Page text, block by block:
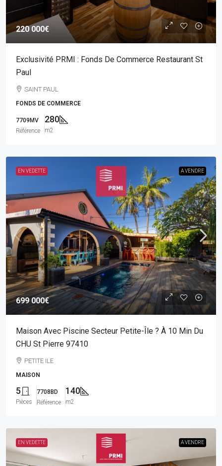
220 000€
Exclusivité PRMI : Fonds De Commerce Restaurant St
Paul
SAINT PAUL
FONDS DE COMMERCE
7709MV
Référence
280
m2
EN VEDETTE A VENDRE
699 000€
Maison Avec Piscine Secteur Petite-Île ? À 10 Min Du
CHU St Pierre 97410
PETITE ILE
MAISON
5
Pièces
7708BD
Référence
140
m2
EN VEDETTE A VENDRE